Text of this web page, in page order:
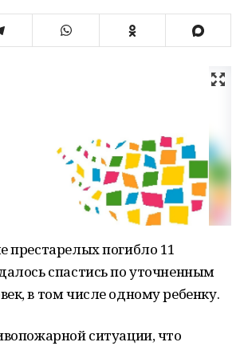
престарелых погибло 11
спастись по уточненным
в том числе одному ребенку.
ситуации, что